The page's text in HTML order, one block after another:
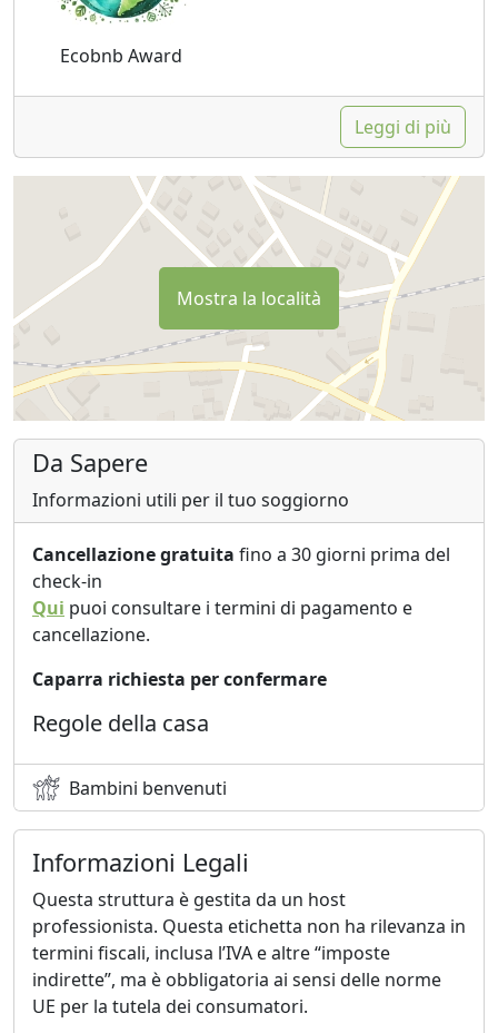
Ecobnb Award
Leggi di più
Mostra la località
Da Sapere
Informazioni utili per il tuo soggiorno
Cancellazione gratuita fino a 30 giorni prima del
check-in
Qui puoi consultare i termini di pagamento e
cancellazione.
Caparra richiesta per confermare
Regole della casa
Bambini benvenuti
Informazioni Legali
Questa struttura è gestita da un host
professionista. Questa etichetta non ha rilevanza in
termini fiscali, inclusa l’IVA e altre “imposte
indirette”, ma è obbligatoria ai sensi delle norme
UE per la tutela dei consumatori.